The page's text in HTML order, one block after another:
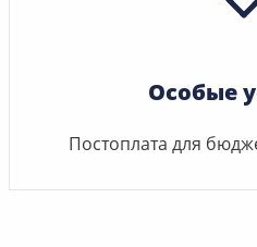
Особые
Постоплата для